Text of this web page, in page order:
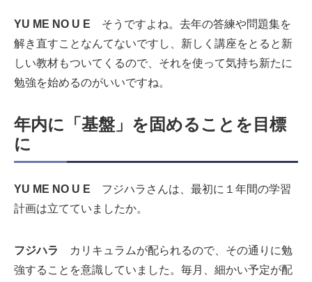
YU ME NO U E そうですよね。去年の答練や問題集を
解き直すことなんてないですし、新しく講座をとると新
しい教材もついてくるので、それを使って気持ち新たに
勉強を始めるのがいいですね。
年内に「基盤」を固めることを目標
に
YU ME NO U E フジハラさんは、最初に１年間の学習
計画は立てていましたか。
フジハラ
カリキュラムが配られるので、その通りに勉
強することを意識していました。毎月、細かい予定が配